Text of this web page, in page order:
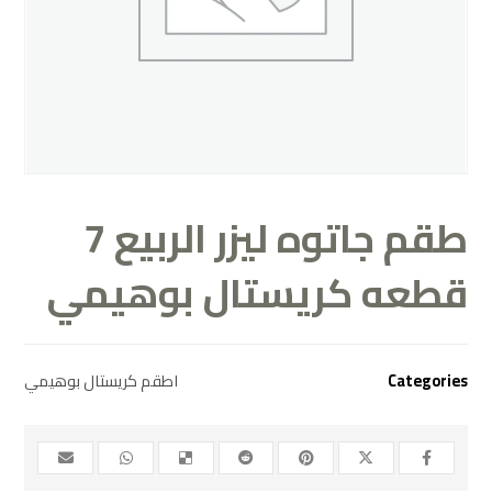
طقم جاتوه ليزر الربيع 7
قطعه كريستال بوهيمي
Categories اطقم كريستال بوهيمي